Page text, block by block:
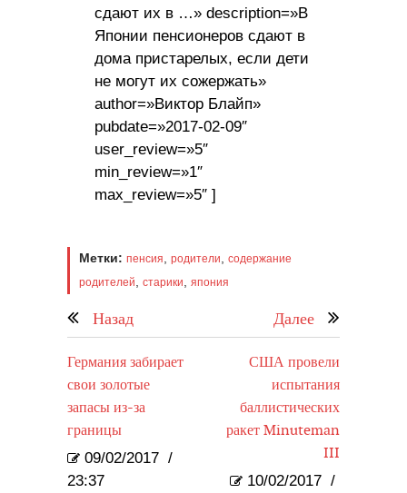
сдают их в …» description=»В
Японии пенсионеров сдают в
дома пристарелых, если дети
не могут их сожержать»
author=»Виктор Блайп»
pubdate=»2017-02-09″
user_review=»5″
min_review=»1″
max_review=»5″ ]
Метки: пенсия родители
содержание
родителей
старики япония
Назад Далее
Германия забирает
свои золотые
запасы из-за
границы
09/02/2017 /
23:37
США провели
испытания
баллистических
ракет Minuteman
III
10/02/2017 /